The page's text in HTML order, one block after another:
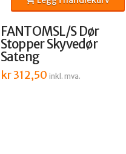
FANTOMSL/S Dør
Stopper Skyvedør
Sateng
kr312,50 inkl. mva.